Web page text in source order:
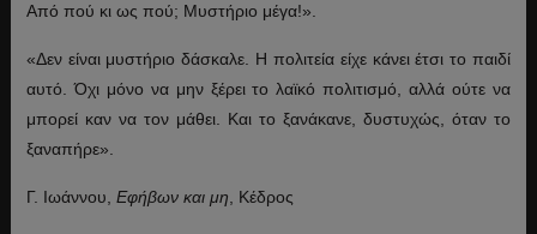
Από πού κι ως πού; Μυστήριο μέγα!».
«Δεν είναι μυστήριο δάσκαλε. Η πολιτεία είχε κάνει έτσι το παιδί
αυτό. Όχι μόνο να μην ξέρει το λαϊκό πολιτισμό, αλλά ούτε να
μπορεί καν να τον μάθει. Και το ξανάκανε, δυστυχώς, όταν το
ξαναπήρε».
Γ. Ιωάννου, Εφήβων και μη, Κέδρος